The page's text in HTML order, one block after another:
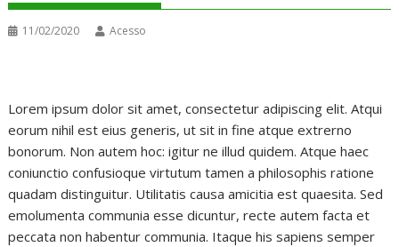
11/02/2020 Acesso
Lorem ipsum dolor sit amet, consectetur adipiscing elit. Atqui
eorum nihil est eius generis, ut sit in fine atque extrerno
bonorum. Non autem hoc: igitur ne illud quidem. Atque haec
coniunctio confusioque virtutum tamen a philosophis ratione
quadam distinguitur. Utilitatis causa amicitia est quaesita. Sed
emolumenta communia esse dicuntur, recte autem facta et
peccata non habentur communia. Itaque his sapiens semper